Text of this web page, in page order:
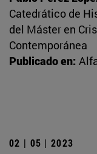
Catedrático de
del Máster en
Contemporánea
Publicado en:
02 | 05 | 2023